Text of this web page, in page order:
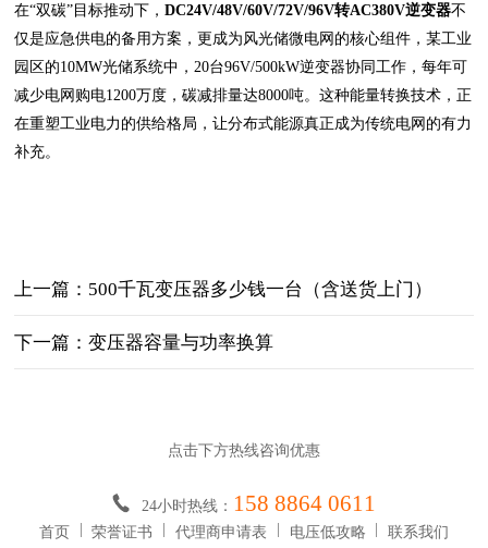
在“双碳”目标推动下，DC24V/48V/60V/72V/96V转AC380V逆变器不
仅是应急供电的备用方案，更成为风光储微电网的核心组件，某工业
园区的10MW光储系统中，20台96V/500kW逆变器协同工作，每年可
减少电网购电1200万度，碳减排量达8000吨。这种能量转换技术，正
在重塑工业电力的供给格局，让分布式能源真正成为传统电网的有力
补充。
上一篇：500千瓦变压器多少钱一台（含送货上门）
下一篇：变压器容量与功率换算
点击下方热线咨询优惠
24小时热线： 158 8864 0611
首页 荣誉证书 代理商申请表 电压低攻略 联系我们